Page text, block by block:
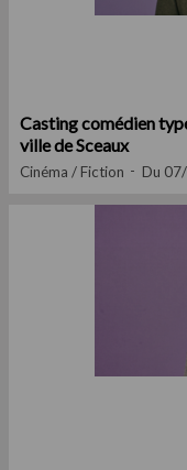
Casting comédien
ville de Sceaux
Cinéma / Fiction Du